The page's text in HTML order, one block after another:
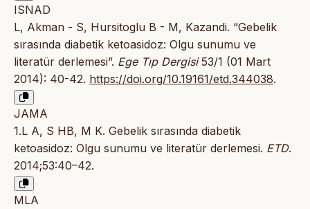
ISNAD
L, Akman - S, Hursitoglu B - M, Kazandi. “Gebelik
sırasında diabetik ketoasidoz: Olgu sunumu ve
literatür derlemesi”. Ege Tıp Dergisi53/1 (01 Mart
2014): 40-42. https://doi.org/10.19161/etd.344038.
JAMA
1.L A, S HB, M K. Gebelik sırasında diabetik
ketoasidoz: Olgu sunumu ve literatür derlemesi. ETD.
2014;53:40–42.
MLA